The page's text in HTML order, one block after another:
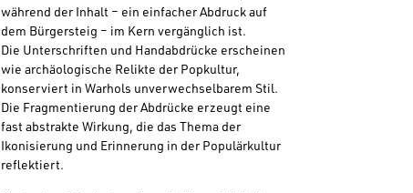
während der Inhalt – ein einfacher Abdruck auf
dem Bürgersteig – im Kern vergänglich ist.
Die Unterschriften und Handabdrücke erscheinen
wie archäologische Relikte der Popkultur,
konserviert in Warhols unverwechselbarem Stil.
Die Fragmentierung der Abdrücke erzeugt eine
fast abstrakte Wirkung, die das Thema der
Ikonisierung und Erinnerung in der Populärkultur
reflektiert.